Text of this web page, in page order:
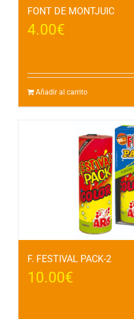
FONT DE MONTJUIC
4.00€
Añadir al carrito
F. FESTIVAL PACK-2
10.00€